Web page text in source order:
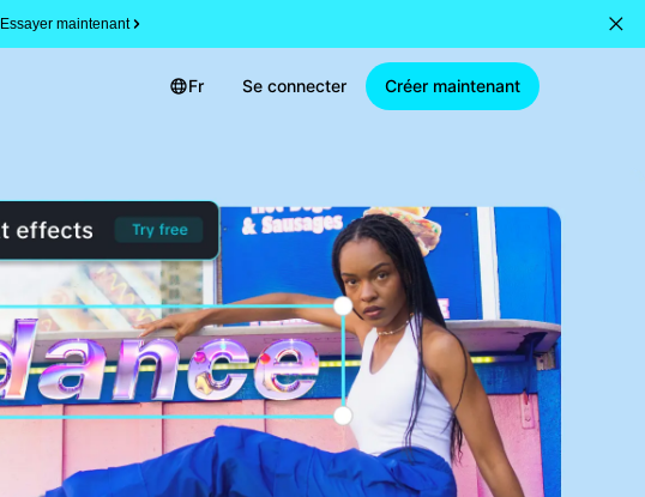
Essayer maintenant
Fr Se connecter
Créer maintenant